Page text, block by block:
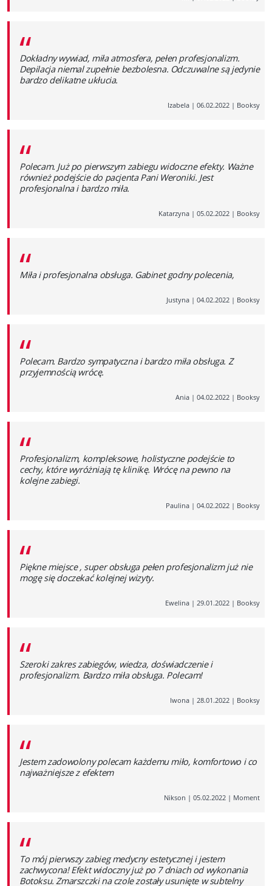
“
Dokładny wywiad, miła atmosfera, pełen profesjonalizm.
Depilacja niemal zupełnie bezbolesna. Odczuwalne są jedynie
bardzo delikatne ukłucia.
Izabela | 06.02.2022 | Booksy
“
Polecam. Już po pierwszym zabiegu widoczne efekty. Ważne
również podejście do pacjenta Pani Weroniki. Jest
profesjonalna i bardzo miła.
Katarzyna | 05.02.2022 | Booksy
“
Miła i profesjonalna obsługa. Gabinet godny polecenia,
Justyna | 04.02.2022 | Booksy
“
Polecam. Bardzo sympatyczna i bardzo miła obsługa. Z
przyjemnością wrócę.
Ania | 04.02.2022 | Booksy
“
Profesjonalizm, kompleksowe, holistyczne podejście to
cechy, które wyróżniają tę klinikę. Wrócę na pewno na
kolejne zabiegi.
Paulina | 04.02.2022 | Booksy
“
Piękne miejsce , super obsługa pełen profesjonalizm już nie
mogę się doczekać kolejnej wizyty.
Ewelina | 29.01.2022 | Booksy
“
Szeroki zakres zabiegów, wiedza, doświadczenie i
profesjonalizm. Bardzo miła obsługa. Polecam!
Iwona | 28.01.2022 | Booksy
“
Jestem zadowolony polecam każdemu miło, komfortowo i co
najważniejsze z efektem
Nikson | 05.02.2022 | Moment
“
To mój pierwszy zabieg medycny estetycznej i jestem
zachwycona! Efekt widoczny już po 7 dniach od wykonania
Botoksu. Zmarszczki na czole zostały usunięte w subtelny